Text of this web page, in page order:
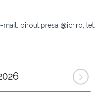
mail: biroul.presa @icr.ro, tel: